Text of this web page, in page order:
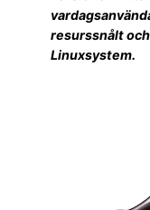
resurssnålt
Linuxsystem.